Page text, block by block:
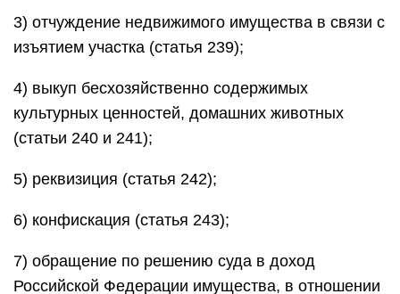
3) отчуждение недвижимого имущества в связи с
изъятием участка (статья 239);
4) выкуп бесхозяйственно содержимых
культурных ценностей, домашних животных
(статьи 240 и 241);
5) реквизиция (статья 242);
6) конфискация (статья 243);
7) обращение по решению суда в доход
Российской Федерации имущества, в отношении